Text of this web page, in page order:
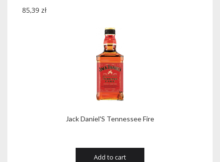
Jack Daniel'S Tennessee Fire
85,39 zł
Add to cart